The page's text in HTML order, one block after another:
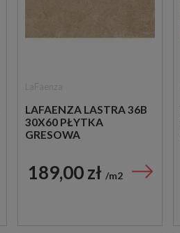
LAFAENZA LASTRA 36B
30X60 PŁYTKA
GRESOWA
189,00 zł m2